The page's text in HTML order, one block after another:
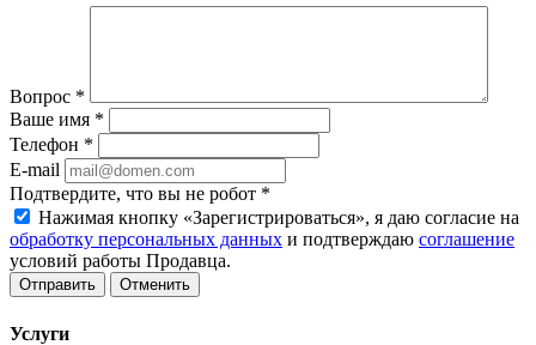
Вопрос *
Ваше имя *
Телефон *
E-mail
Подтвердите, что вы не робот *
Нажимая кнопку «Зарегистрироваться», я даю согласие на
обработку персональных данных и подтверждаю соглашение
условий работы Продавца.
Отменить
Услуги